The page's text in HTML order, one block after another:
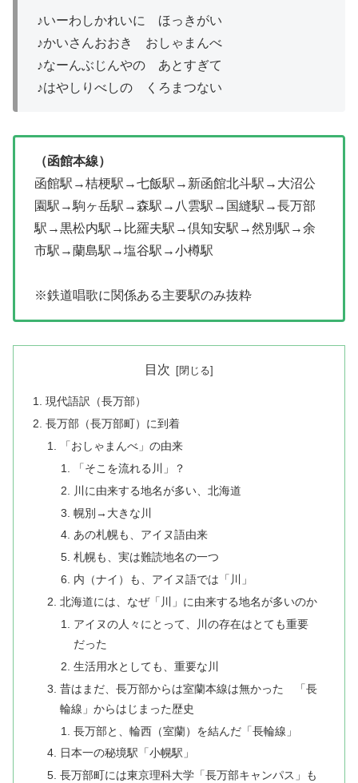
♪いーわしかれいに ほっきがい
♪かいさんおおき おしゃまんべ
♪なーんぶじんやの あとすぎて
♪はやしりべしの くろまつない
（函館本線）
函館駅→桔梗駅→七飯駅→新函館北斗駅→大沼公
園駅→駒ヶ岳駅→森駅→八雲駅→国縫駅→長万部
駅→黒松内駅→比羅夫駅→倶知安駅→然別駅→余
市駅→蘭島駅→塩谷駅→小樽駅
※鉄道唱歌に関係ある主要駅のみ抜粋
目次
現代語訳（長万部）
長万部（長万部町）に到着
「おしゃまんべ」の由来
「そこを流れる川」？
川に由来する地名が多い、北海道
幌別→大きな川
あの札幌も、アイヌ語由来
札幌も、実は難読地名の一つ
内（ナイ）も、アイヌ語では「川」
北海道には、なぜ「川」に由来する地名が多いのか
アイヌの人々にとって、川の存在はとても重要
だった
生活用水としても、重要な川
昔はまだ、長万部からは室蘭本線は無かった 「長
輪線」からはじまった歴史
長万部と、輪西（室蘭）を結んだ「長輪線」
日本一の秘境駅「小幌駅」
長万部町には東京理科大学「長万部キャンパス」も